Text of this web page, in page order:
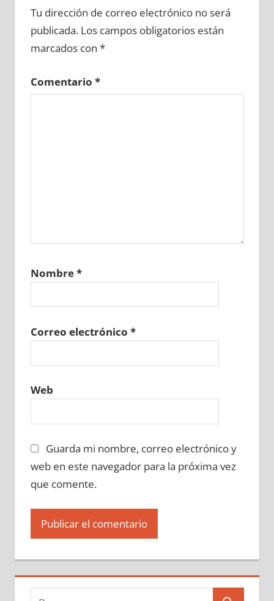
Tu dirección de correo electrónico no será
publicada. Los campos obligatorios están
marcados con *
Comentario *
Nombre*
Correo electrónico *
Web
Guarda mi nombre, correo electrónico y
web en este navegador para la próxima vez
que comente.